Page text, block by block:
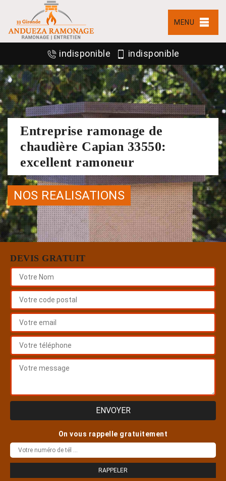
MENU
indisponible indisponible
Entreprise ramonage de
chaudière Capian 33550:
excellent ramoneur
NOS REALISATIONS
DEVIS GRATUIT
On vous rappelle gratuitement